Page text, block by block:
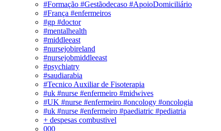
#Formação #Gestãodecaso #ApoioDomiciliário
#França #enfermeiros
#gp #doctor
#mentalhealth
#middleeast
#nursejobireland
#nursejobmiddleeast
#psychiatry
#saudiarabia
#Tecnico Auxiliar de Fisoterapia
#uk #nurse #enfermeiro #midwives
#UK #nurse #enfermeiro #oncology #oncologia
#uk #nurse #enfermeiro #paediatric #pediatria
+ despesas combustivel
000